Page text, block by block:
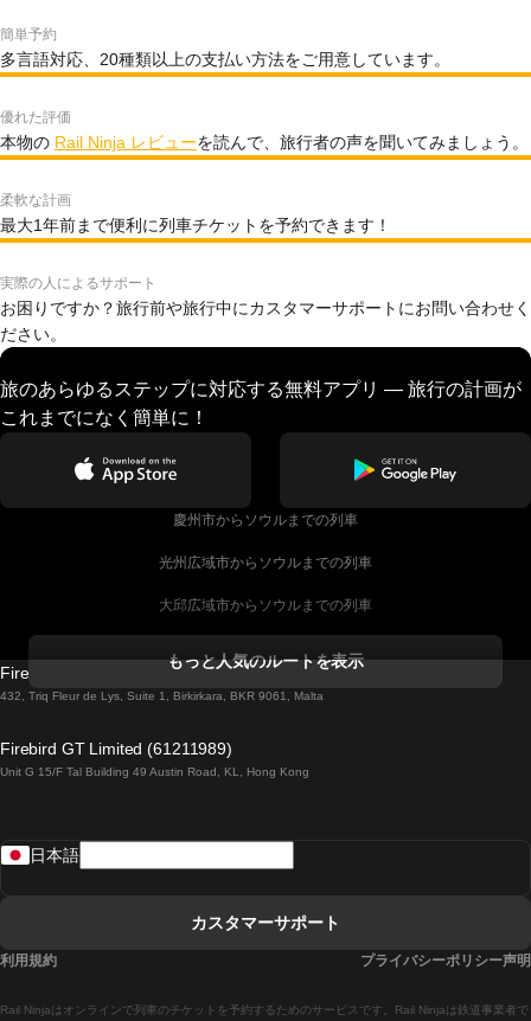
簡単予約
多言語対応、20種類以上の支払い方法をご用意しています。
優れた評価
本物の Rail Ninja レビューを読んで、旅行者の声を聞いてみましょう。
柔軟な計画
最大1年前まで便利に列車チケットを予約できます！
実際の人によるサポート
お困りですか？旅行前や旅行中にカスタマーサポートにお問い合わせく
ださい。
旅のあらゆるステップに対応する無料アプリ — 旅行の計画が
これまでになく簡単に！
慶州市からソウルまでの列車
光州広域市からソウルまでの列車
大邱広域市からソウルまでの列車
ダブリンからゴールウェイまでの列車
ローマからナポリまでの列車
もっと人気のルートを表示
Firebird GT Limited (OC 1451)
432, Triq Fleur de Lys, Suite 1, Birkirkara, BKR 9061, Malta
Firebird GT Limited (61211989)
Unit G 15/F Tal Building 49 Austin Road, KL, Hong Kong
Rail Ninjaはオンラインで列車のチケットを予約するためのサービスです。Rail Ninjaは鉄道事業者で
日本語
カスタマーサポート
利用規約 プライバシーポリシー声明